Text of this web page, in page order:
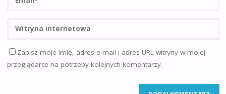
Zapisz moje imię, adres e-mail i adres URL witryny w mojej
przeglądarce na potrzeby kolejnych komentarzy.